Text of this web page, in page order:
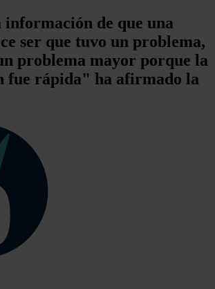
información de que una
ser que tuvo un problema,
problema mayor porque la
fue rápida" ha afirmado la